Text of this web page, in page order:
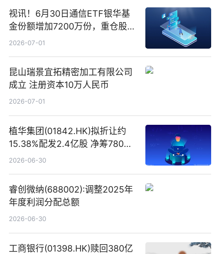
视讯！6月30日通信ETF银华基
金份额增加7200万份，重仓股新
易盛、中际旭创、立讯精密
2026-07-01
昆山瑞景宜拓精密加工有限公司
成立 注册资本10万人民币
2026-07-01
植华集团(01842.HK)拟折让约
15.38%配发2.4亿股 净筹780万
港元
2026-06-30
睿创微纳(688002):调整2025年
年度利润分配总额
2026-06-30
工商银行(01398.HK)赎回380亿